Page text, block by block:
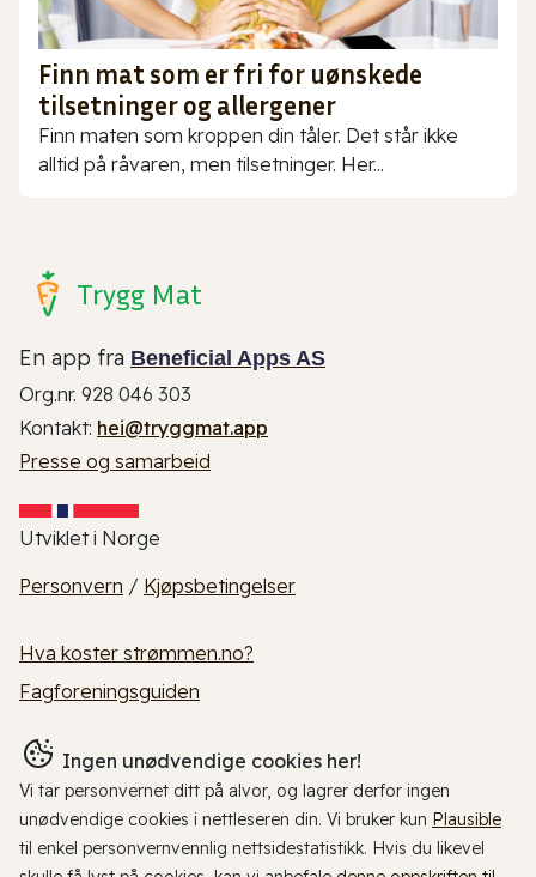
Finn mat som er fri for uønskede
tilsetninger og allergener
Finn maten som kroppen din tåler. Det står ikke
alltid på råvaren, men tilsetninger. Her...
Trygg Mat
En app fra Beneficial Apps AS
Org.nr. 928 046 303
Kontakt: hei@tryggmat.app
Presse og samarbeid
Utviklet i Norge
Personvern / Kjøpsbetingelser
Hva koster strømmen.no?
Fagforeningsguiden
Ingen unødvendige cookies her!
Vi tar personvernet ditt på alvor, og lagrer derfor ingen
unødvendige cookies i nettleseren din. Vi bruker kun Plausible
til enkel personvernvennlig nettsidestatistikk. Hvis du likevel